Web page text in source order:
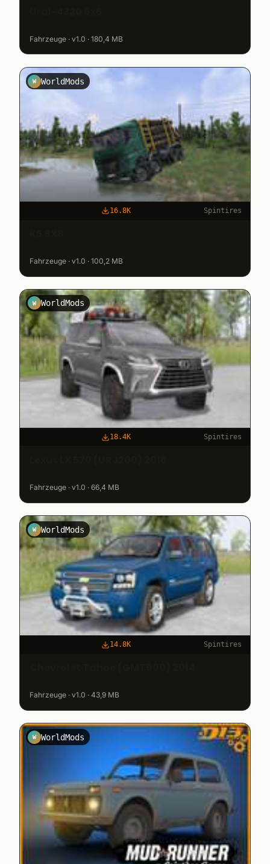
Fahrzeuge · v1.0 · 180,4 MB
W WorldMods
16.8K Spintires
Fahrzeuge · v1.0 · 100,2 MB
W WorldMods
18.4K Spintires
Fahrzeuge · v1.0 · 66,4 MB
W WorldMods
14.8K Spintires
Fahrzeuge · v1.0 · 43,9 MB
W WorldMods